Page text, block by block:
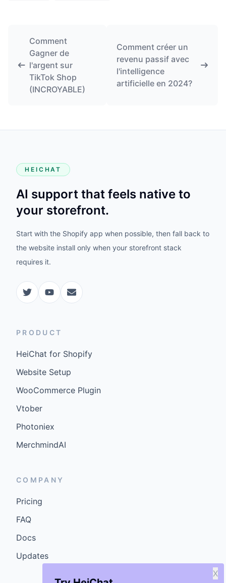
X
Comment
Gagner de
l'argent sur
TikTok Shop
(INCROYABLE)
Comment créer un
revenu passif avec
l'intelligence
artificielle en 2024?
HEICHAT
AI support that feels native to
your storefront.
Start with the Shopify app when possible, then fall back to
the website install only when your storefront stack
requires it.
PRODUCT
HeiChat for Shopify
Website Setup
WooCommerce Plugin
Vtober
Photoniex
MerchmindAI
COMPANY
Pricing
FAQ
Docs
Updates